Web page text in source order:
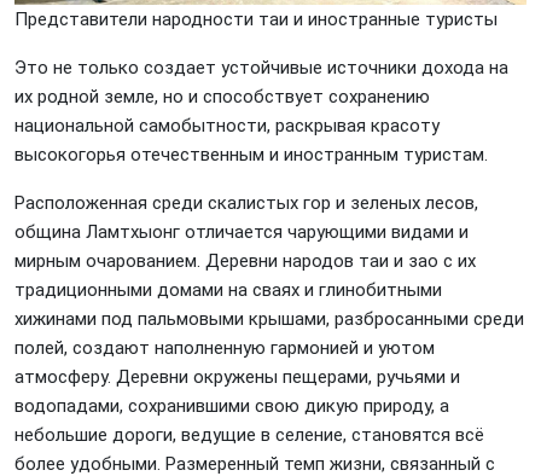
Представители народности таи и иностранные туристы
Это не только создает устойчивые источники дохода на
их родной земле, но и способствует сохранению
национальной самобытности, раскрывая красоту
высокогорья отечественным и иностранным туристам.
Расположенная среди скалистых гор и зеленых лесов,
община Ламтхыонг отличается чарующими видами и
мирным очарованием. Деревни народов таи и зао с их
традиционными домами на сваях и глинобитными
хижинами под пальмовыми крышами, разбросанными среди
полей, создают наполненную гармонией и уютом
атмосферу. Деревни окружены пещерами, ручьями и
водопадами, сохранившими свою дикую природу, а
небольшие дороги, ведущие в селение, становятся всё
более удобными. Размеренный темп жизни, связанный с